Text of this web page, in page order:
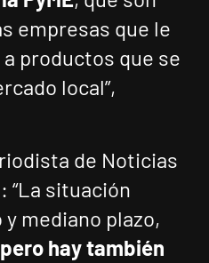
empresas que le
productos que se
local”,
de Noticias
“La situación
mediano plazo,
pero hay también